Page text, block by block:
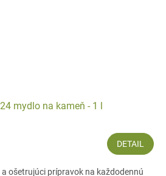
mydlo na kameň - 1 l
DETAIL
ošetrujúci prípravok na každodennú